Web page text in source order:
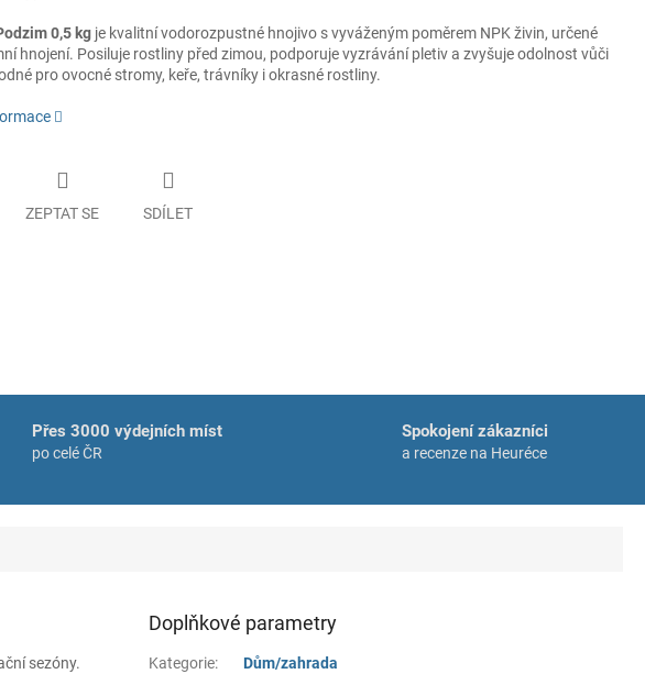
0,5 kg je kvalitní vodorozpustné hnojivo s vyváženým poměrem NPK živin, určené
hnojení. Posiluje rostliny před zimou, podporuje vyzrávání pletiv a zvyšuje odolnost vůči
pro ovocné stromy, keře, trávníky i okrasné rostliny.
ZEPTAT SE SDÍLET
Přes 3000 výdejních míst
po celé ČR
Spokojení zákazníci
a recenze na Heuréce
sezóny.
Doplňkové parametry
Kategorie:
Dům/zahrada